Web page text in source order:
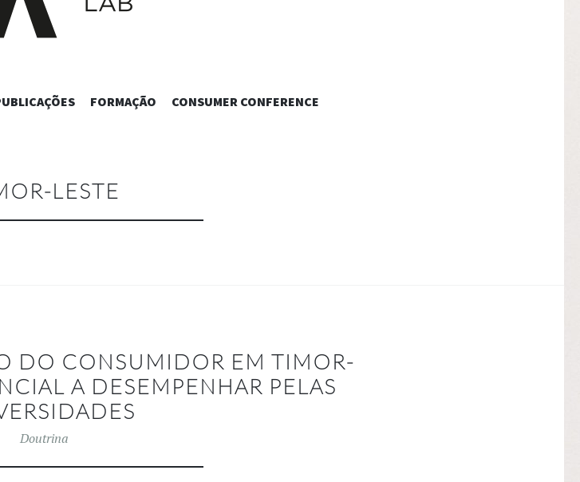
SKIP
FORMAÇÃO CONSUMER CONFERENCE
LESTE
DO CONSUMIDOR EM TIMOR-
A DESEMPENHAR PELAS
Doutrina